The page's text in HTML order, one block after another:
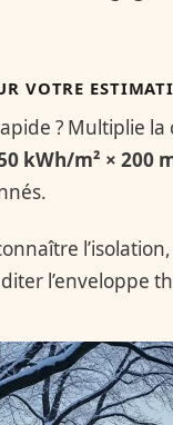
VOTRE
? Multiplie
kWh/m² × 200
l’enveloppe